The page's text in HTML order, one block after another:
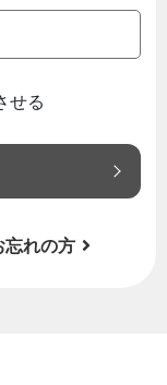
せる
忘れの方